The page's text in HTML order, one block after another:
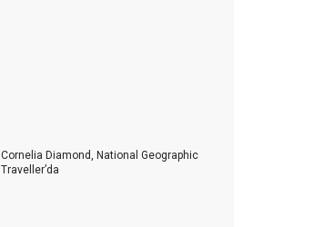
Cornelia Diamond, National Geographic
Traveller’da